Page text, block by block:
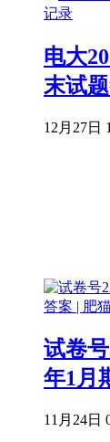
电大
末试
12月27日
试卷
年1月
11月24日